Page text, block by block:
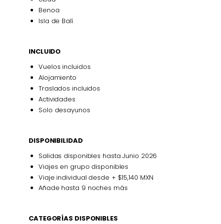
Benoa
Isla de Balí
INCLUIDO
Vuelos incluidos
Alojamiento
Traslados incluidos
Actividades
Solo desayunos
DISPONIBILIDAD
Salidas disponibles hasta Junio 2026
Viajes en grupo disponibles
Viaje individual desde + $15,140 MXN
Añade hasta 9 noches más
CATEGORÍAS DISPONIBLES